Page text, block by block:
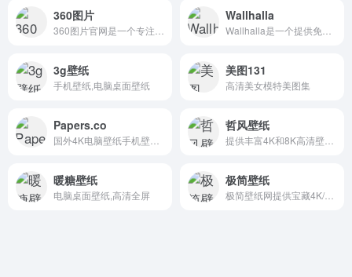
360图片 Wallhalla
3g壁纸
手机壁纸,电脑桌面壁纸
美图131
高清美女模特美图集
Papers.co 哲风壁纸
暖糖壁纸
电脑桌面壁纸,高清全屏
极简壁纸
极简壁纸网提供宝藏4K/8K超高清无水印壁纸下载，每日更新美女、影视、风景等分类壁纸，适配桌面和手机，免费下载无水印，打造你的专属桌面